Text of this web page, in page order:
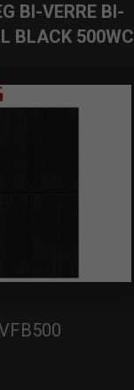
BI-VERRE BI-
BLACK 500WC